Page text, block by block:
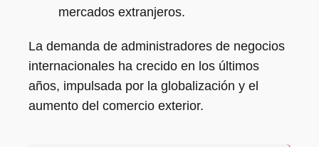
mercados extranjeros.
La demanda de administradores de negocios
internacionales ha crecido en los últimos
años, impulsada por la globalización y el
aumento del comercio exterior.